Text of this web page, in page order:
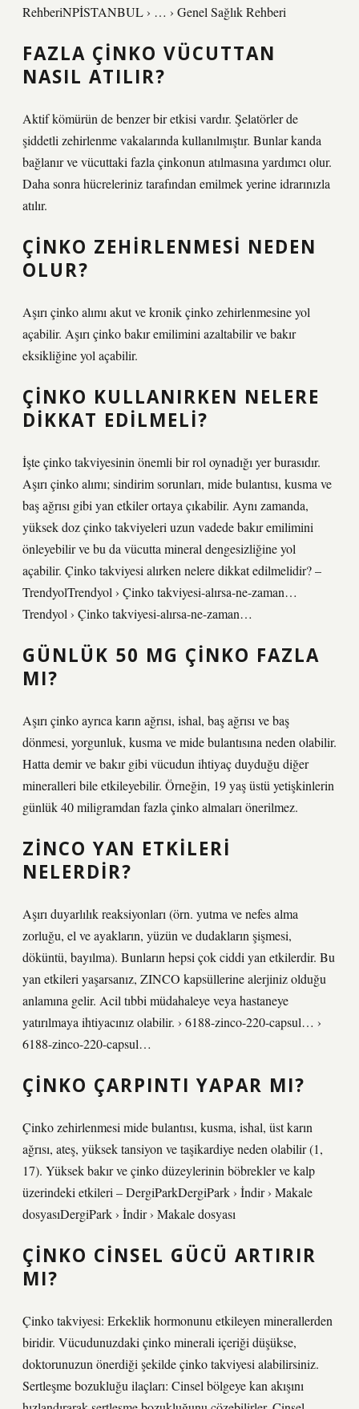
RehberiNPİSTANBUL › … › Genel Sağlık Rehberi
FAZLA ÇINKO VÜCUTTAN
NASIL ATILIR?
Aktif kömürün de benzer bir etkisi vardır. Şelatörler de
şiddetli zehirlenme vakalarında kullanılmıştır. Bunlar kanda
bağlanır ve vücuttaki fazla çinkonun atılmasına yardımcı olur.
Daha sonra hücreleriniz tarafından emilmek yerine idrarınızla
atılır.
ÇINKO ZEHIRLENMESI NEDEN
OLUR?
Aşırı çinko alımı akut ve kronik çinko zehirlenmesine yol
açabilir. Aşırı çinko bakır emilimini azaltabilir ve bakır
eksikliğine yol açabilir.
ÇINKO KULLANIRKEN NELERE
DIKKAT EDILMELI?
İşte çinko takviyesinin önemli bir rol oynadığı yer burasıdır.
Aşırı çinko alımı; sindirim sorunları, mide bulantısı, kusma ve
baş ağrısı gibi yan etkiler ortaya çıkabilir. Aynı zamanda,
yüksek doz çinko takviyeleri uzun vadede bakır emilimini
önleyebilir ve bu da vücutta mineral dengesizliğine yol
açabilir. Çinko takviyesi alırken nelere dikkat edilmelidir? –
TrendyolTrendyol › Çinko takviyesi-alırsa-ne-zaman…
Trendyol › Çinko takviyesi-alırsa-ne-zaman…
GÜNLÜK 50 MG ÇINKO FAZLA
MI?
Aşırı çinko ayrıca karın ağrısı, ishal, baş ağrısı ve baş
dönmesi, yorgunluk, kusma ve mide bulantısına neden olabilir.
Hatta demir ve bakır gibi vücudun ihtiyaç duyduğu diğer
mineralleri bile etkileyebilir. Örneğin, 19 yaş üstü yetişkinlerin
günlük 40 miligramdan fazla çinko almaları önerilmez.
ZİNCO YAN ETKILERI
NELERDIR?
Aşırı duyarlılık reaksiyonları (örn. yutma ve nefes alma
zorluğu, el ve ayakların, yüzün ve dudakların şişmesi,
döküntü, bayılma). Bunların hepsi çok ciddi yan etkilerdir. Bu
yan etkileri yaşarsanız, ZINCO kapsüllerine alerjiniz olduğu
anlamına gelir. Acil tıbbi müdahaleye veya hastaneye
yatırılmaya ihtiyacınız olabilir. › 6188-zinco-220-capsul… ›
6188-zinco-220-capsul…
ÇINKO ÇARPINTI YAPAR MI?
Çinko zehirlenmesi mide bulantısı, kusma, ishal, üst karın
ağrısı, ateş, yüksek tansiyon ve taşikardiye neden olabilir (1,
17). Yüksek bakır ve çinko düzeylerinin böbrekler ve kalp
üzerindeki etkileri – DergiParkDergiPark › İndir › Makale
dosyasıDergiPark › İndir › Makale dosyası
ÇINKO CINSEL GÜCÜ ARTIRIR
MI?
Çinko takviyesi: Erkeklik hormonunu etkileyen minerallerden
biridir. Vücudunuzdaki çinko minerali içeriği düşükse,
doktorunuzun önerdiği şekilde çinko takviyesi alabilirsiniz.
Sertleşme bozukluğu ilaçları: Cinsel bölgeye kan akışını